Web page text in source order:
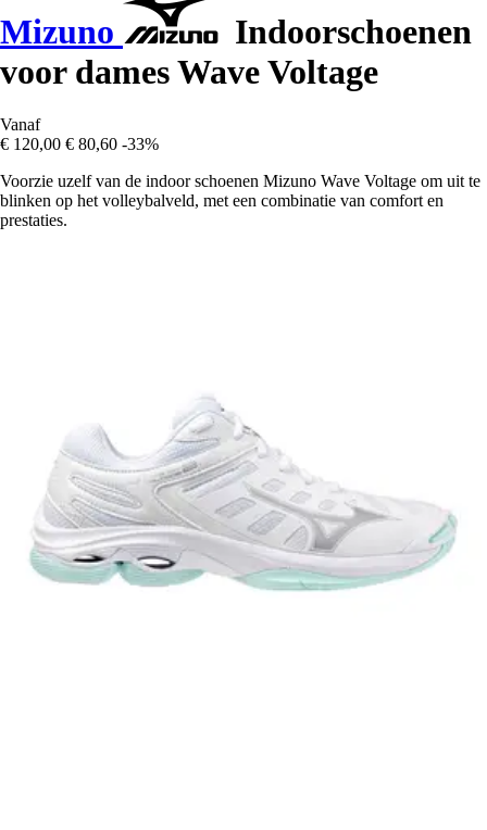
Mizuno
Indoorschoenen
voor dames Wave Voltage
Vanaf
€ 120,00 € 80,60 -33%
Voorzie uzelf van de indoor schoenen Mizuno Wave Voltage om uit te
blinken op het volleybalveld, met een combinatie van comfort en
prestaties.